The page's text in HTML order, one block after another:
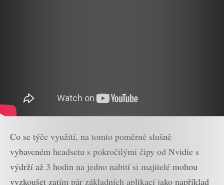
Co se týče využití, na tomto poměrně slušně
vybaveném headsetu s pokročilými čipy od Nvidie s
výdrží až 3 hodin na jedno nabití si majitelé mohou
vyzkoušet zatím pár základních aplikací jako například